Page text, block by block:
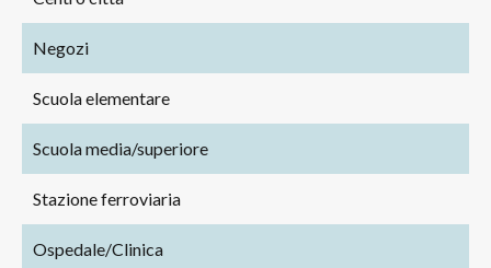
Negozi
Scuola elementare
Scuola media/superiore
Stazione ferroviaria
Ospedale/Clinica